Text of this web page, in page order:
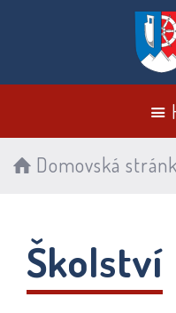
Domovská
Školství